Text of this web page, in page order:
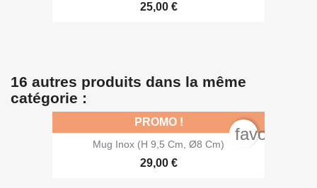
25,00 €
16 autres produits dans la même
catégorie :
Mug Inox (H 9,5 Cm, Ø8 Cm)
29,00 €
PROMO !